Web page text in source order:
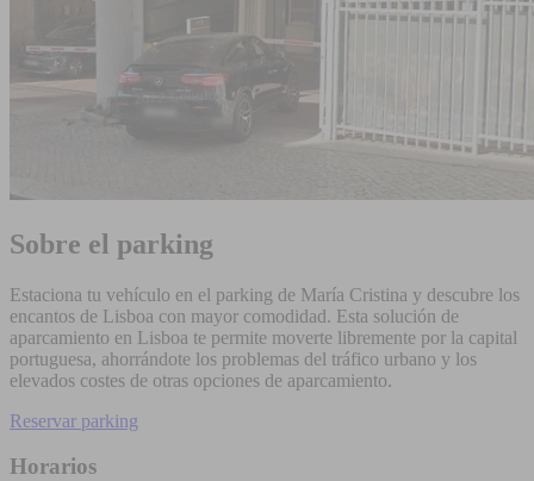
Sobre el parking
Estaciona tu vehículo en el parking de María Cristina y descubre los
encantos de Lisboa con mayor comodidad. Esta solución de
aparcamiento en Lisboa te permite moverte libremente por la capital
portuguesa, ahorrándote los problemas del tráfico urbano y los
elevados costes de otras opciones de aparcamiento.
Reservar parking
Horarios